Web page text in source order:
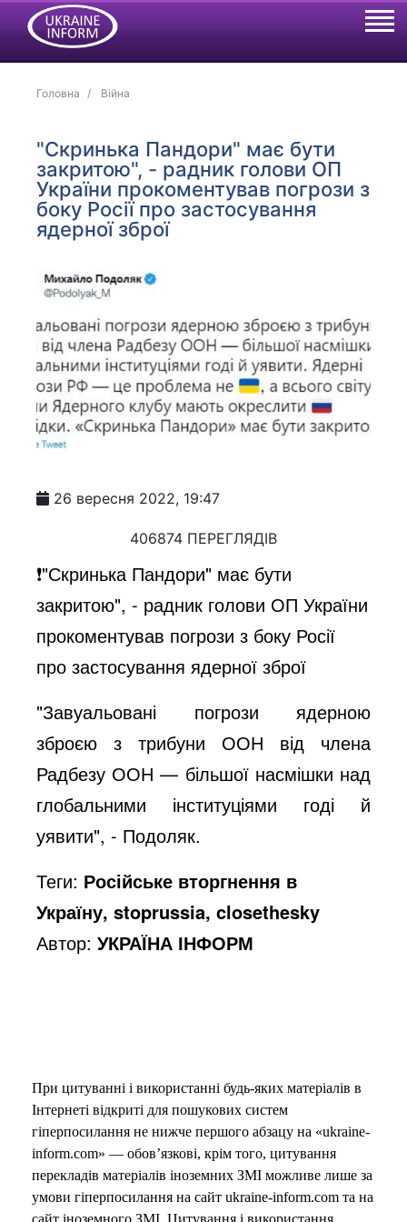
Головна Війна
"Скринька Пандори" має бути
закритою", - радник голови ОП
України прокоментував погрози з
боку Росії про застосування
ядерної зброї
26 вересня 2022, 19:47
406874 ПЕРЕГЛЯДІВ
❗️"Скринька Пандори" має бути
закритою", - радник голови ОП України
прокоментував погрози з боку Росії
про застосування ядерної зброї
"Завуальовані погрози ядерною
зброєю з трибуни ООН від члена
Радбезу ООН — більшої насмішки над
глобальними інституціями годі й
уявити", - Подоляк.
Теги: Російське вторгнення в
Україну, stoprussia, closethesky
Автор:УКРАЇНА ІНФОРМ
При цитуванні і використанні будь-яких матеріалів в
Інтернеті відкриті для пошукових систем
гіперпосилання не нижче першого абзацу на «ukraine-
inform.com» — обов’язкові, крім того, цитування
перекладів матеріалів іноземних ЗМІ можливе лише за
умови гіперпосилання на сайт ukraine-inform.com та на
сайт іноземного ЗМІ. Цитування і використання